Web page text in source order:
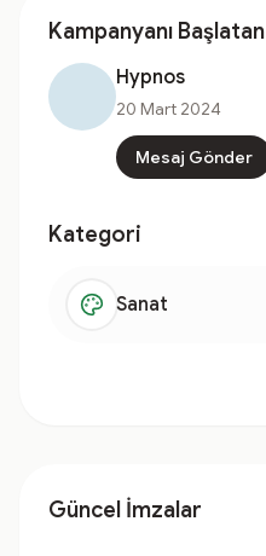
Kampanyanı Başlatan
Hypnos
20 Mart 2024
Mesaj Gönder
Kategori
Sanat
Güncel İmzalar